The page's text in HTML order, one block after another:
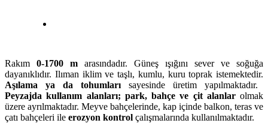
Rakım 0-1700 m arasındadır. Güneş ışığını sever ve soğuğa
dayanıklıdır. Ilıman iklim ve taşlı, kumlu, kuru toprak istemektedir.
Aşılama ya da tohumları sayesinde üretim yapılmaktadır.
Peyzajda kullanım alanları; park, bahçe ve çit alanlarolmak
üzere ayrılmaktadır. Meyve bahçelerinde, kap içinde balkon, teras ve
çatı bahçeleri ile erozyon kontrol çalışmalarında kullanılmaktadır.